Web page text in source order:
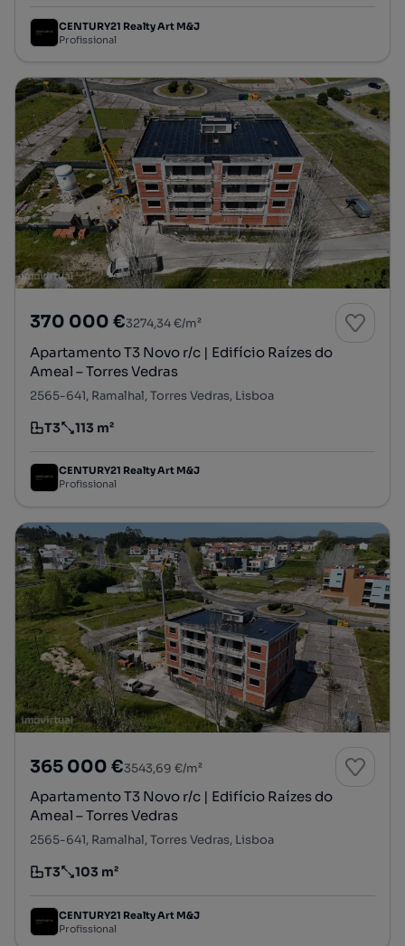
CENTURY21 Realty Art M&J
Profissional
370 000 €3274,34 €/m²
Apartamento T3 Novo r/c | Edifício Raízes do
Ameal – Torres Vedras
2565-641, Ramalhal, Torres Vedras, Lisboa
Tipologia
T3
Preço por metro quadrado
113 m²
CENTURY21 Realty Art M&J
Profissional
365 000 €3543,69 €/m²
Apartamento T3 Novo r/c | Edifício Raízes do
Ameal – Torres Vedras
2565-641, Ramalhal, Torres Vedras, Lisboa
Tipologia
T3
Preço por metro quadrado
103 m²
CENTURY21 Realty Art M&J
Profissional